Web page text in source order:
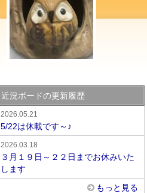
近況ボードの更新履歴
2026.05.21
5/22は休載です～♪
2026.03.18
３月１９日～２２日までお休みいた
します
もっと見る